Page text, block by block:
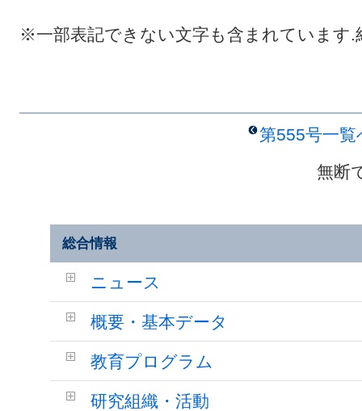
※一部表記できない文字も含まれています.
第555号一覧
無断
総合情報
ニュース
概要・基本データ
教育プログラム
研究組織・活動